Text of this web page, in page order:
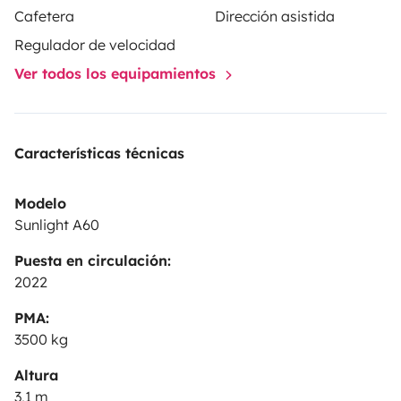
Cafetera
Dirección asistida
Regulador de velocidad
Ver todos los equipamientos
Características técnicas
Modelo
Sunlight A60
Puesta en circulación:
2022
PMA:
3500 kg
Altura
3,1 m